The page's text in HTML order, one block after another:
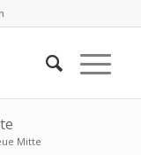
Mitte